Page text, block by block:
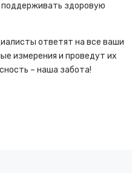
здоровую
ответят на все ваши
измерения и проведут их
– наша забота!